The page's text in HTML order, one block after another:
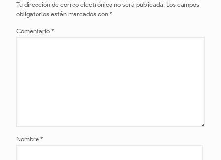
Tu dirección de correo electrónico no será publicada. Los campos
obligatorios están marcados con *
Comentario *
Nombre *